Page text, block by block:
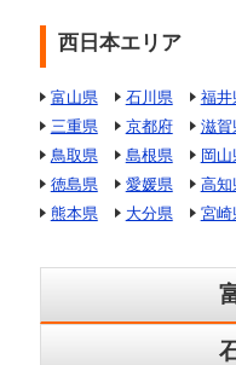
西日本エリア
富山県 石川県 福井
三重県
京都府 滋賀
鳥取県
島根県 岡山
徳島県
愛媛県 高知
熊本県
大分県 宮崎